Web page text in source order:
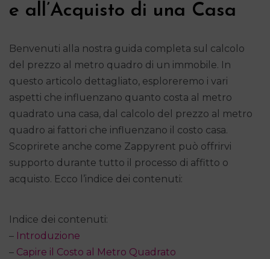
e all’Acquisto di una Casa
Benvenuti alla nostra guida completa sul calcolo
del prezzo al metro quadro di un immobile. In
questo articolo dettagliato, esploreremo i vari
aspetti che influenzano quanto costa al metro
quadrato una casa, dal calcolo del prezzo al metro
quadro ai fattori che influenzano il costo casa.
Scoprirete anche come Zappyrent può offrirvi
supporto durante tutto il processo di affitto o
acquisto. Ecco l’indice dei contenuti:
Indice dei contenuti:
– Introduzione
– Capire il Costo al Metro Quadrato